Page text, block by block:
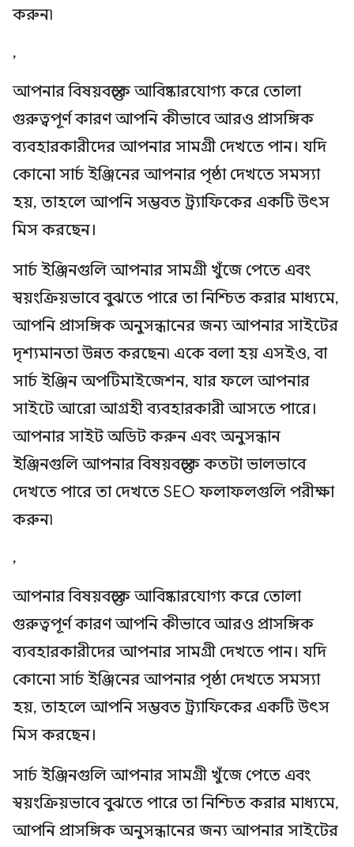
করুন৷
,
আপনার বিষয়বস্তুকে আবিষ্কারযোগ্য করে তোলা
গুরুত্বপূর্ণ কারণ আপনি কীভাবে আরও প্রাসঙ্গিক
ব্যবহারকারীদের আপনার সামগ্রী দেখতে পান। যদি
কোনো সার্চ ইঞ্জিনের আপনার পৃষ্ঠা দেখতে সমস্যা
হয়, তাহলে আপনি সম্ভবত ট্র্যাফিকের একটি উৎস
মিস করছেন।
সার্চ ইঞ্জিনগুলি আপনার সামগ্রী খুঁজে পেতে এবং
স্বয়ংক্রিয়ভাবে বুঝতে পারে তা নিশ্চিত করার মাধ্যমে,
আপনি প্রাসঙ্গিক অনুসন্ধানের জন্য আপনার সাইটের
দৃশ্যমানতা উন্নত করছেন৷ একে বলা হয় এসইও, বা
সার্চ ইঞ্জিন অপটিমাইজেশন, যার ফলে আপনার
সাইটে আরো আগ্রহী ব্যবহারকারী আসতে পারে।
আপনার সাইট অডিট করুন এবং অনুসন্ধান
ইঞ্জিনগুলি আপনার বিষয়বস্তুকে কতটা ভালভাবে
দেখতে পারে তা দেখতে SEO ফলাফলগুলি পরীক্ষা
করুন৷
,
আপনার বিষয়বস্তুকে আবিষ্কারযোগ্য করে তোলা
গুরুত্বপূর্ণ কারণ আপনি কীভাবে আরও প্রাসঙ্গিক
ব্যবহারকারীদের আপনার সামগ্রী দেখতে পান। যদি
কোনো সার্চ ইঞ্জিনের আপনার পৃষ্ঠা দেখতে সমস্যা
হয়, তাহলে আপনি সম্ভবত ট্র্যাফিকের একটি উৎস
মিস করছেন।
সার্চ ইঞ্জিনগুলি আপনার সামগ্রী খুঁজে পেতে এবং
স্বয়ংক্রিয়ভাবে বুঝতে পারে তা নিশ্চিত করার মাধ্যমে,
আপনি প্রাসঙ্গিক অনুসন্ধানের জন্য আপনার সাইটের